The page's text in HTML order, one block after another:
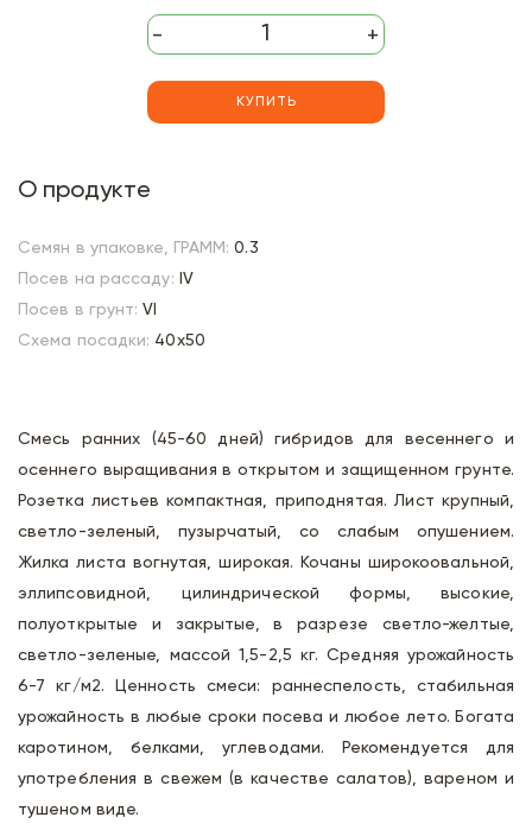
- +
КУПИТЬ
О продукте
Семян в упаковке, ГРАММ: 0.3
Посев на рассаду: IV
Посев в грунт: VI
Схема посадки: 40х50
Смесь ранних (45-60 дней) гибридов для весеннего и
осеннего выращивания в открытом и защищенном грунте.
Розетка листьев компактная, приподнятая. Лист крупный,
светло-зеленый, пузырчатый, со слабым опушением.
Жилка листа вогнутая, широкая. Кочаны широкоовальной,
эллипсовидной, цилиндрической формы, высокие,
полуоткрытые и закрытые, в разрезе светло-желтые,
светло-зеленые, массой 1,5-2,5 кг. Средняя урожайность
6-7 кг/м2. Ценность смеси: раннеспелость, стабильная
урожайность в любые сроки посева и любое лето. Богата
каротином, белками, углеводами. Рекомендуется для
употребления в свежем (в качестве салатов), вареном и
тушеном виде.